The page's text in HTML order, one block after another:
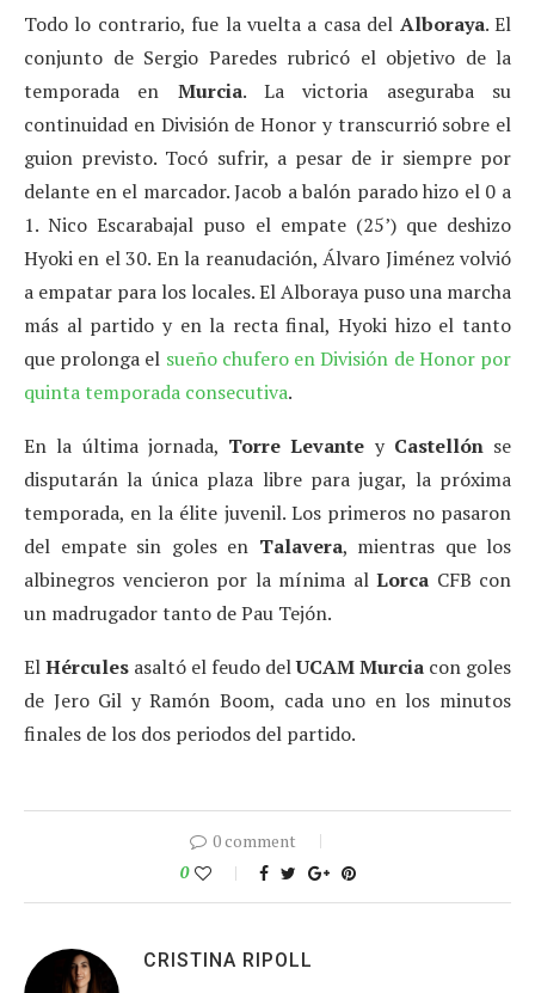
Todo lo contrario, fue la vuelta a casa del Alboraya. El
conjunto de Sergio Paredes rubricó el objetivo de la
temporada en Murcia. La victoria aseguraba su
continuidad en División de Honor y transcurrió sobre el
guion previsto. Tocó sufrir, a pesar de ir siempre por
delante en el marcador. Jacob a balón parado hizo el 0 a
1. Nico Escarabajal puso el empate (25’) que deshizo
Hyoki en el 30. En la reanudación, Álvaro Jiménez volvió
a empatar para los locales. El Alboraya puso una marcha
más al partido y en la recta final, Hyoki hizo el tanto
que prolonga el sueño chufero en División de Honor por
quinta temporada consecutiva.
En la última jornada, Torre Levante y Castellónse
disputarán la única plaza libre para jugar, la próxima
temporada, en la élite juvenil. Los primeros no pasaron
del empate sin goles en Talavera, mientras que los
albinegros vencieron por la mínima al Lorca CFB con
un madrugador tanto de Pau Tejón.
ElHércules asaltó el feudo delUCAM Murcia con goles
de Jero Gil y Ramón Boom, cada uno en los minutos
finales de los dos periodos del partido.
0 comment
0
CRISTINA RIPOLL